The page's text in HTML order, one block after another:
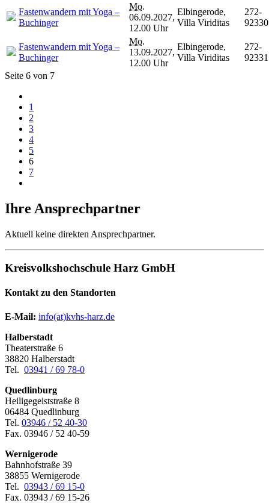
Fastenwandern mit Yoga –
Buchinger
Mo.
06.09.2027,
12.00 Uhr
Elbingerode,
Villa Viriditas
272-
92330
Fastenwandern mit Yoga –
Buchinger
Mo.
13.09.2027,
12.00 Uhr
Elbingerode,
Villa Viriditas
272-
92331
Seite 6 von 7
1
2
3
4
5
6
7
Ihre Ansprechpartner
Aktuell keine direkten Ansprechpartner.
Kreisvolkshochschule Harz GmbH
Kontakt zu den Standorten
E-Mail: info(at)kvhs-harz.de
Halberstadt
Theaterstraße 6
38820 Halberstadt
Tel. 03941 / 69 78-0
Quedlinburg
Heiligegeiststraße 8
06484 Quedlinburg
Tel. 03946 / 52 40-30
Fax. 03946 / 52 40-59
Wernigerode
Bahnhofstraße 39
38855 Wernigerode
Tel. 03943 / 69 15-0
Fax. 03943 / 69 15-26